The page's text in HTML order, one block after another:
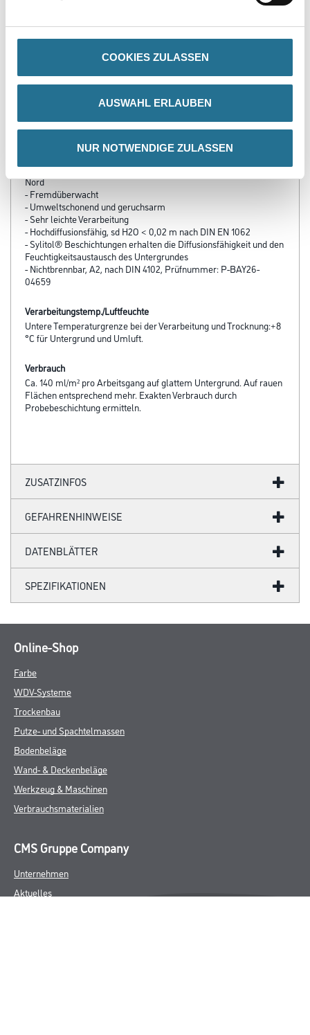
COOKIES ZULASSEN
AUSWAHL ERLAUBEN
NUR NOTWENDIGE ZULASSEN
PRODUKTEIGENSCHAFTEN
- Konservierungsmittelfrei
- Lösemittelfrei
- Weichmacherfrei
- Frei von foggingaktiven Substanzen
- Raumlufthygienisch unbedenklich
- Zertifikat „für Allergiker geeignet“, gemäß Prüfzeugnis des TÜV
Nord
- Fremdüberwacht
- Umweltschonend und geruchsarm
- Sehr leichte Verarbeitung
- Hochdiffusionsfähig, sd H2O < 0,02 m nach DIN EN 1062
- Sylitol® Beschichtungen er­halten die Diffusionsfähigkeit und den
Feuchtigkeitsaustausch des Untergrundes
- Nichtbrennbar, A2, nach DIN 4102, Prüfnummer: P-BAY26-
04659
Verarbeitungstemp./Luftfeuchte
Untere Temperaturgrenze bei der Verarbeitung und Trocknung:+8
°C für Untergrund und Umluft.
Verbrauch
Ca. 140 ml/m² pro Arbeitsgang auf glattem Untergrund. Auf rauen
Flächen entsprechend mehr. Exakten Verbrauch durch
Probebeschichtung ermitteln.
ZUSATZINFOS
GEFAHRENHINWEISE
DATENBLÄTTER
SPEZIFIKATIONEN
Online-Shop
Farbe
WDV-Systeme
Trockenbau
Putze- und Spachtelmassen
Bodenbeläge
Wand- & Deckenbeläge
Werkzeug & Maschinen
Verbrauchsmaterialien
CMS Gruppe Company
Unternehmen
Aktuelles